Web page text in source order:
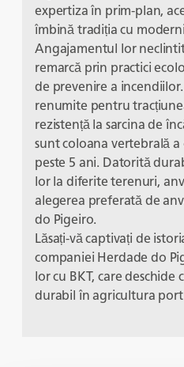
expertiza în prim-plan,
îmbină tradiția cu
Angajamentul lor
remarcă prin practici
de prevenire a
renumite pentru
rezistență la sarcina de
sunt coloana vertebrală
peste 5 ani. Datorită
lor la diferite terenuri,
alegerea preferată de
do Pigeiro.
Lăsați-vă captivați de
companiei Herdade do
lor cu BKT, care deschide
durabil în agricultura